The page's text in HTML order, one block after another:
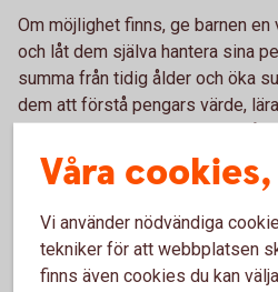
Om möjlighet finns, ge barnen
och låt dem själva hantera sina
summa från tidig ålder och öka
dem att förstå pengars värde,
ekonomi.
Liten veckopeng
Våra
Vi använder nödvändiga
tekniker för att webbplatsen
finns även cookies du kan